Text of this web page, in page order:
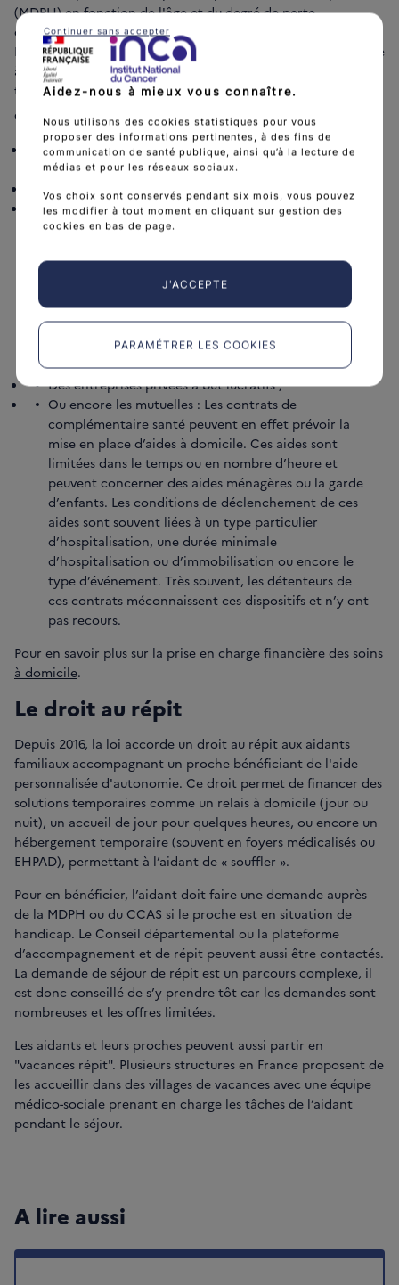
(MDPH) en fonction de l'âge et du degré de perte
d’autonomie.
Il existe également plusieurs dispositifs pour bénéficier d’aide
à la personne : aide-ménagère, auxiliaire de vie sociale,
technicien de l’intervention sociale ou garde-malades. Les
demandeurs peuvent s’adresser à
Des services d’aides aux personnes à domicile (SAAD)
;
Des associations ;
Des allocations versées par des organismes publics :
allocation personnalisée d’autonomie (APA),
dispositif d’aide à domicile aux familles ou le
dispositif d’aide au retour à domicile après
hospitalisation de la Caisse nationale d’allocations
familiales ou encore le dispositif de retour ou
maintien à domicile en soins palliatifs de la
CNAMTS ;
Des entreprises privées à but lucratifs ;
Ou encore les mutuelles : Les contrats de
complémentaire santé peuvent en effet prévoir la
mise en place d’aides à domicile. Ces aides sont
limitées dans le temps ou en nombre d’heure et
peuvent concerner des aides ménagères ou la garde
d’enfants. Les conditions de déclenchement de ces
aides sont souvent liées à un type particulier
d’hospitalisation, une durée minimale
d’hospitalisation ou d’immobilisation ou encore le
type d’événement. Très souvent, les détenteurs de
ces contrats méconnaissent ces dispositifs et n’y ont
pas recours.
Pour en savoir plus sur la prise en charge financière des soins
à domicile.
Le droit au répit
Depuis 2016, la loi accorde un droit au répit aux aidants
familiaux accompagnant un proche bénéficiant de l'aide
personnalisée d'autonomie. Ce droit permet de financer des
solutions temporaires comme un relais à domicile (jour ou
nuit), un accueil de jour pour quelques heures, ou encore un
hébergement temporaire (souvent en foyers médicalisés ou
EHPAD), permettant à l’aidant de « souffler ».
Pour en bénéficier, l’aidant doit faire une demande auprès
de la MDPH ou du CCAS si le proche est en situation de
handicap. Le Conseil départemental ou la plateforme
d’accompagnement et de répit peuvent aussi être contactés.
La demande de séjour de répit est un parcours complexe, il
est donc conseillé de s’y prendre tôt car les demandes sont
nombreuses et les offres limitées.
Les aidants et leurs proches peuvent aussi partir en
"vacances répit". Plusieurs structures en France proposent de
les accueillir dans des villages de vacances avec une équipe
médico-sociale prenant en charge les tâches de l’aidant
pendant le séjour.
A lire aussi
Aidez-nous à mieux vous connaître.
Nous utilisons des cookies statistiques pour vous
proposer des informations pertinentes, à des fins de
communication de santé publique, ainsi qu’à la lecture de
médias et pour les réseaux sociaux.
Vos choix sont conservés pendant six mois, vous pouvez
les modifier à tout moment en cliquant sur gestion des
cookies en bas de page.
J'ACCEPTE
PARAMÉTRER LES COOKIES
Continuer sans accepter